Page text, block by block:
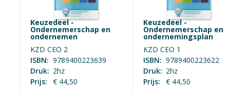
Keuzedeel -
Ondernemerschap en
ondernemen
KZD CEO 2
ISBN: 9789400223639
Druk: 2hz
Prijs:
€ 44,50
Keuzedeel -
Ondernemerschap en
ondernemingsplan
KZD CEO 1
ISBN: 9789400223622
Druk: 2hz
Prijs:
€ 44,50